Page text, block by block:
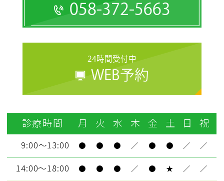
058-372-5663
24時間受付中
WEB予約
診療時間 月 火 水 木 金 土 日 祝
9:00～13:00 ● ● ● ／ ● ● ／ ／
14:00～18:00 ● ● ● ／ ● ★ ／ ／